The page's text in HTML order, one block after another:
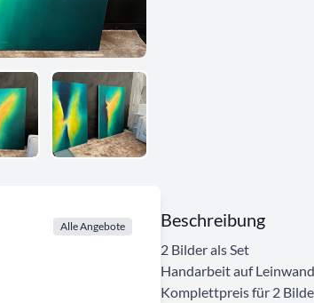
Alle Angebote Beschreibung
2 Bilder als Set
Handarbeit auf
Komplettpreis für 2